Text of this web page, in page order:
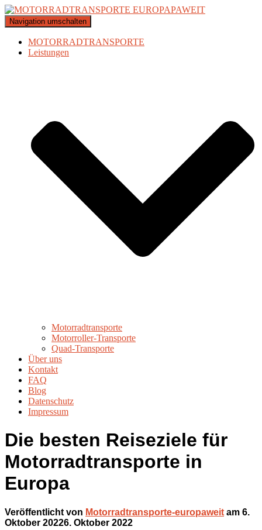
Navigation umschalten
MOTORRADTRANSPORTE
Leistungen
Motorradtransporte
Motorroller-Transporte
Quad-Transporte
Über uns
Kontakt
FAQ
Blog
Datenschutz
Impressum
Die besten Reiseziele für
Motorradtransporte in
Europa
Veröffentlicht von Motorradtransporte-europaweit am 6.
Oktober 20226. Oktober 2022